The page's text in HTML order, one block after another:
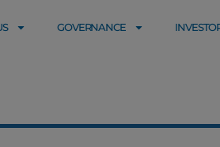
GOVERNANCE